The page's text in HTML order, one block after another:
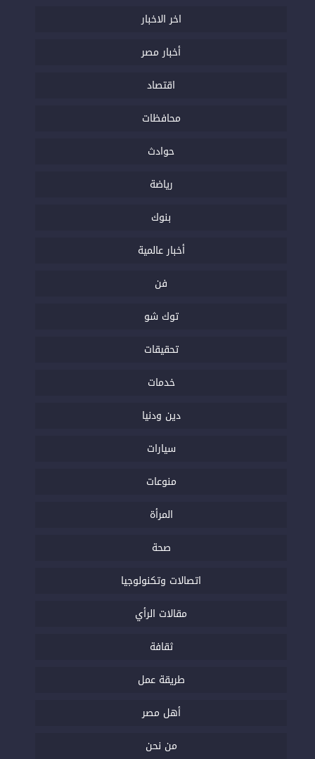
اخر الاخبار
أخبار مصر
اقتصاد
محافظات
حوادث
رياضة
بنوك
أخبار عالمية
فن
توك شو
تحقيقات
خدمات
دين ودنيا
سيارات
منوعات
المرأة
صحة
اتصالات وتكنولوجيا
مقالات الرأي
ثقافة
طريقة عمل
أهل مصر
من نحن